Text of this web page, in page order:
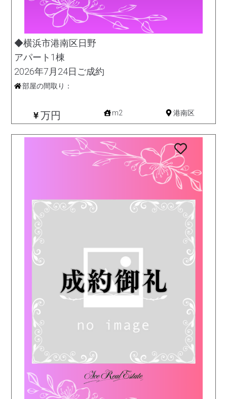
◆横浜市港南区日野
アパート1棟
2026年7月24日ご成約
部屋の間取り：
万円 m2 港南区